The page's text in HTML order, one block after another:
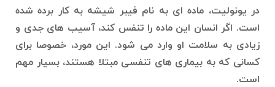
در یونولیت، ماده ای به نام فیبر شیشه به کار برده شده
است. اگر انسان این ماده را تنفس کند، آسیب های جدی و
زیادی به سلامت او وارد می شود. این مورد، خصوصا برای
کسانی که به بیماری های تنفسی مبتلا هستند، بسیار مهم
است.